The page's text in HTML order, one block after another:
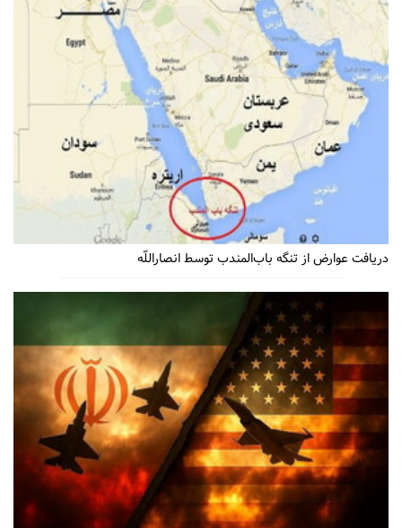
دریافت عوارض از تنگه باب‌المندب توسط انصاراللّه